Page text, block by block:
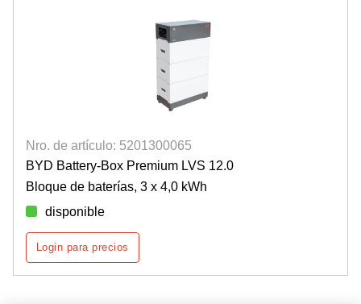
Nro. de artículo: 5201300065
BYD Battery-Box Premium LVS 12.0
Bloque de baterías, 3 x 4,0 kWh
disponible
Login para precios